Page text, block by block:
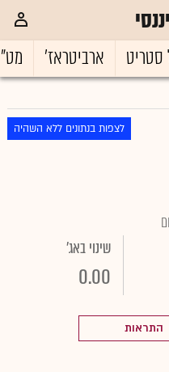
סטריט ארביטראז'
לצפות בנתונים ללא השהיה
שינוי באג'
0.00
התראות